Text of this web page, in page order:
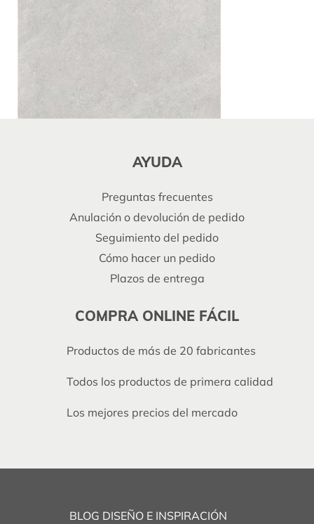
AYUDA
Preguntas frecuentes
Anulación o devolución de pedido
Seguimiento del pedido
Cómo hacer un pedido
Plazos de entrega
COMPRA ONLINE FÁCIL
Productos de más de 20 fabricantes
Todos los productos de primera calidad
Los mejores precios del mercado
BLOG DISEÑO E INSPIRACIÓN